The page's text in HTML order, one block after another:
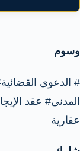
وسوم
# الدعوى القضائية
المدنى# عقد
عقارية